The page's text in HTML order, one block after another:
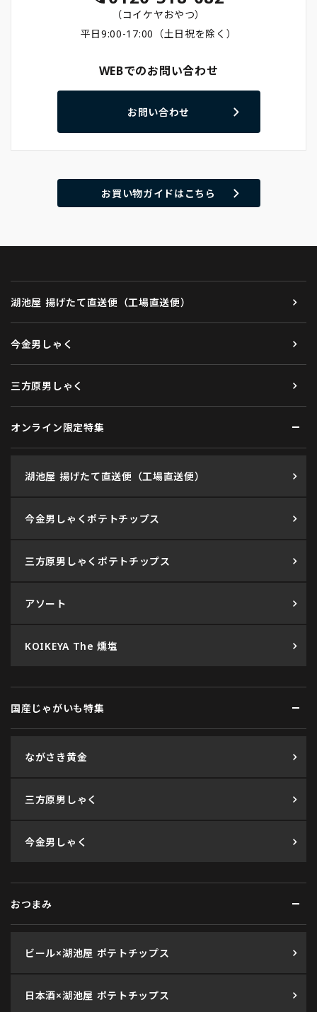
（コイケヤおやつ）
平日9:00-17:00（土日祝を除く）
WEBでのお問い合わせ
お問い合わせ
お買い物ガイドはこちら
湖池屋 揚げたて直送便（工場直送便）
今金男しゃく
三方原男しゃく
オンライン限定特集
湖池屋 揚げたて直送便（工場直送便）
今金男しゃくポテトチップス
三方原男しゃくポテトチップス
アソート
KOIKEYA The 燻塩
国産じゃがいも特集
ながさき黄金
三方原男しゃく
今金男しゃく
おつまみ
ビール×湖池屋 ポテトチップス
日本酒×湖池屋 ポテトチップス